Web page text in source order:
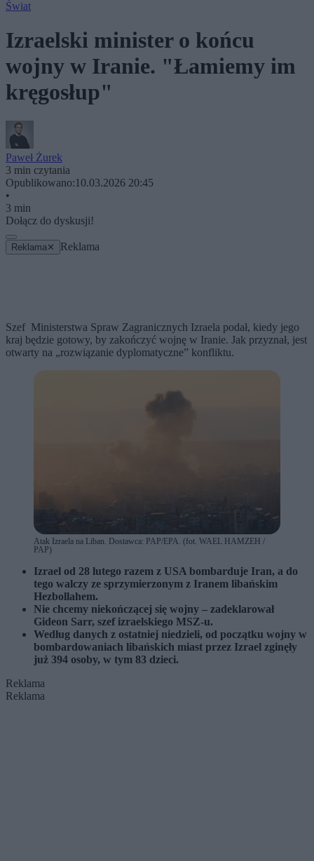
Świat
Izraelski minister o końcu
wojny w Iranie. "Łamiemy im
kręgosłup"
Paweł Żurek
3 min czytania
Opublikowano:10.03.2026 20:45
•
3 min
Dołącz do dyskusji!
Reklama ✕ Reklama
Szef Ministerstwa Spraw Zagranicznych Izraela podał, kiedy jego
kraj będzie gotowy, by zakończyć wojnę w Iranie. Jak przyznał, jest
otwarty na „rozwiązanie dyplomatyczne” konfliktu.
Atak Izraela na Liban. Dostawca: PAP/EPA. (fot. WAEL HAMZEH /
PAP)
Izrael od 28 lutego razem z USA bombarduje Iran, a do
tego walczy ze sprzymierzonym z Iranem libańskim
Hezbollahem.
Nie chcemy niekończącej się wojny – zadeklarował
Gideon Sarr, szef izraelskiego MSZ-u.
Według danych z ostatniej niedzieli, od początku wojny w
bombardowaniach libańskich miast przez Izrael zginęły
już 394 osoby, w tym 83 dzieci.
Reklama
Reklama